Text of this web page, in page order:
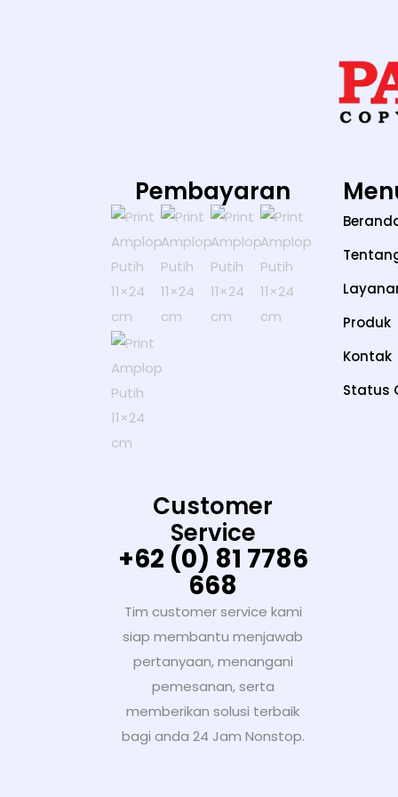
Pembayaran
Customer
Service
+62 (0) 81 7786
668
Tim customer service kami
siap membantu menjawab
pertanyaan, menangani
pemesanan, serta
memberikan solusi terbaik
bagi anda 24 Jam Nonstop.
Produk
Kontak
Status